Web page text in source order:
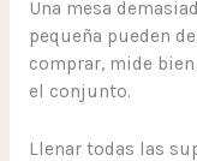
Una mesa
pequeña pueden
comprar, mide
el conjunto.
Llenar todas las